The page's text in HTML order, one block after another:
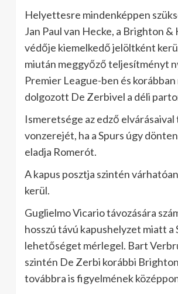
Helyettesre mindenképpen
Jan Paul van Hecke, a Brighton &
védője kiemelkedő jelöltként
miután meggyőző teljesítményt
Premier League-ben és korábban
dolgozott De Zerbivel a déli
Ismeretsége az edző
vonzerejét, ha a Spurs úgy
eladja Romerót.
A kapus posztja szintén
kerül.
Guglielmo Vicario távozására
hosszú távú kapushelyzet miatt a
lehetőséget mérlegel. Bart
szintén De Zerbi korábbi
továbbra is figyelmének